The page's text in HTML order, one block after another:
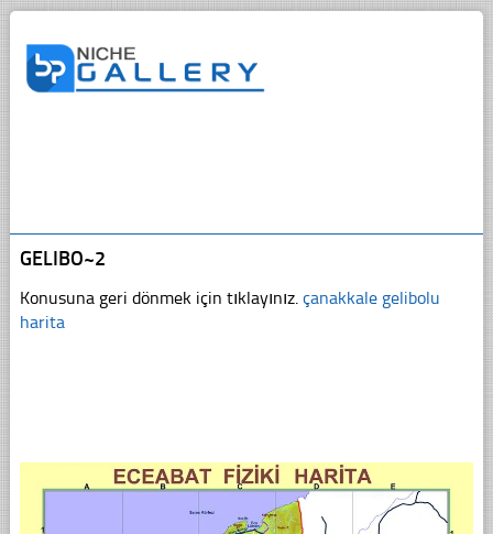
GELIBO~2
Konusuna geri dönmek için tıklayınız. çanakkale gelibolu
harita